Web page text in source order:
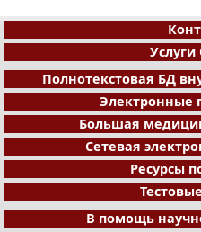
Полнотекстовая БД
Электронные
Большая
Сетевая
Ресурсы
В помощь